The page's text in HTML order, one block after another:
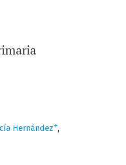
Hernández+